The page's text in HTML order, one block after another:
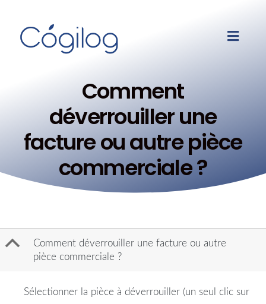
Comment
déverrouiller une
facture ou autre pièce
commerciale ?
B
Comment déverrouiller une facture ou autre
pièce commerciale ?
Sélectionner la pièce à déverrouiller (un seul clic sur